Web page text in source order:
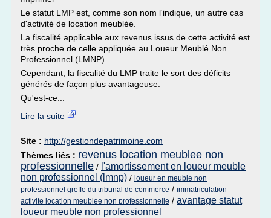
Le statut LMP est, comme son nom l'indique, un autre cas
d'activité de location meublée.
La fiscalité applicable aux revenus issus de cette activité est
très proche de celle appliquée au Loueur Meublé Non
Professionnel (LMNP).
Cependant, la fiscalité du LMP traite le sort des déficits
générés de façon plus avantageuse.
Qu'est-ce...
Lire la suite
Site : http://gestiondepatrimoine.com
Thèmes liés : revenus location meublee non
professionnelle / l'amortissement en loueur meuble
non professionnel (lmnp) / loueur en meuble non
professionnel greffe du tribunal de commerce / immatriculation
activite location meublee non professionnelle / avantage statut
loueur meuble non professionnel